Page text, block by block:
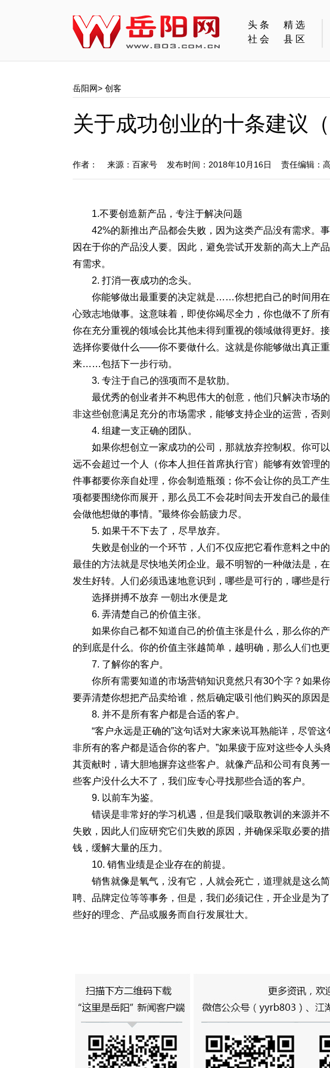
头条
精选
社会
县区
岳阳网> 创客
关于成功创业的十条建议（
作者： 来源：百家号 发布时间：2018年10月16日 责任编辑：
1.不要创造新产品，专注于解决问题
42%的新推出产品都会失败，因为这类产品没有需求。
因在于你的产品没人要。因此，避免尝试开发新的高大上产
有需求。
2. 打消一夜成功的念头。
你能够做出最重要的决定就是……你想把自己的时间用
心致志地做事。这意味着，即使你竭尽全力，你也做不了所
你在充分重视的领域会比其他未得到重视的领域做得更好。
选择你要做什么——你不要做什么。这就是你能够做出真正
来……包括下一步行动。
3. 专注于自己的强项而不是软肋。
最优秀的创业者并不构思伟大的创意，他们只解决市场
非这些创意满足充分的市场需求，能够支持企业的运营，否
4. 组建一支正确的团队。
如果你想创立一家成功的公司，那就放弃控制权。你可
远不会超过一个人（你本人担任首席执行官）能够有效管理
件事都要你亲自处理，你会制造瓶颈；你不会让你的员工产
项都要围绕你而展开，那么员工不会花时间去开发自己的最
会做他想做的事情。”最终你会筋疲力尽。
5. 如果干不下去了，尽早放弃。
失败是创业的一个环节，人们不仅应把它看作意料之中
最佳的方法就是尽快地关闭企业。最不明智的一种做法是，
发生好转。人们必须迅速地意识到，哪些是可行的，哪些是
选择拼搏不放弃 一朝出水便是龙
6. 弄清楚自己的价值主张。
如果你自己都不知道自己的价值主张是什么，那么你的
的到底是什么。你的价值主张越简单，越明确，那么人们也
7. 了解你的客户。
你所有需要知道的市场营销知识竟然只有30个字？如果
要弄清楚你想把产品卖给谁，然后确定吸引他们购买的原因是
8. 并不是所有客户都是合适的客户。
“客户永远是正确的”这句话对大家来说耳熟能详，尽管
非所有的客户都是适合你的客户。”如果疲于应对这些令人
其贡献时，请大胆地摒弃这些客户。就像产品和公司有良莠
些客户没什么大不了，我们应专心寻找那些合适的客户。
9. 以前车为鉴。
错误是非常好的学习机遇，但是我们吸取教训的来源并
失败，因此人们应研究它们失败的原因，并确保采取必要的
钱，缓解大量的压力。
10. 销售业绩是企业存在的前提。
销售就像是氧气，没有它，人就会死亡，道理就是这么
聘、品牌定位等等事务，但是，我们必须记住，开企业是为
些好的理念、产品或服务而自行发展壮大。